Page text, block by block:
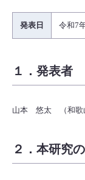
発表日 令和7
１．発表者
山本 悠太 （和歌
２．本研究